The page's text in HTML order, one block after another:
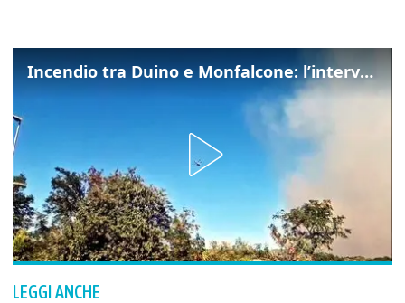
Incendio tra Duino e Monfalcone: l’intervento dei vigili del fuoco
LEGGI ANCHE